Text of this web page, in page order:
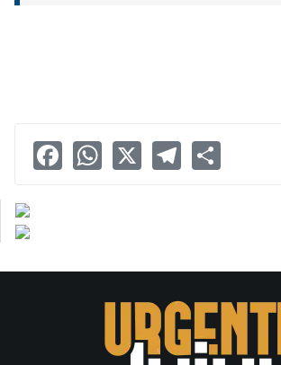
Facebook
WhatsApp
X Telegram